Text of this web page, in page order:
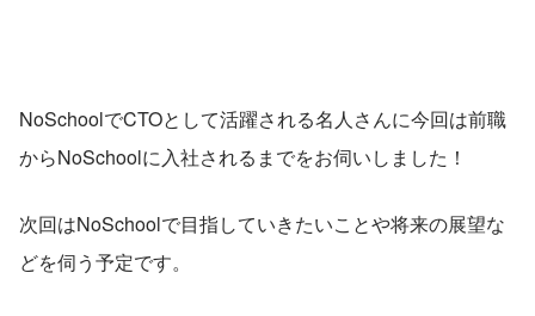
NoSchoolでCTOとして活躍される名人さんに今回は前職
からNoSchoolに入社されるまでをお伺いしました！
次回はNoSchoolで目指していきたいことや将来の展望な
どを伺う予定です。